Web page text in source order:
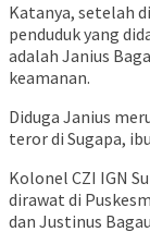
Katanya, setelah
penduduk yang
adalah Janius
keamanan.
Diduga Janius
teror di Sugapa,
Kolonel CZI IGN
dirawat di
dan Justinus